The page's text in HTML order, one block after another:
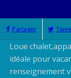
Partager
Loue
idéale pour
renseignement